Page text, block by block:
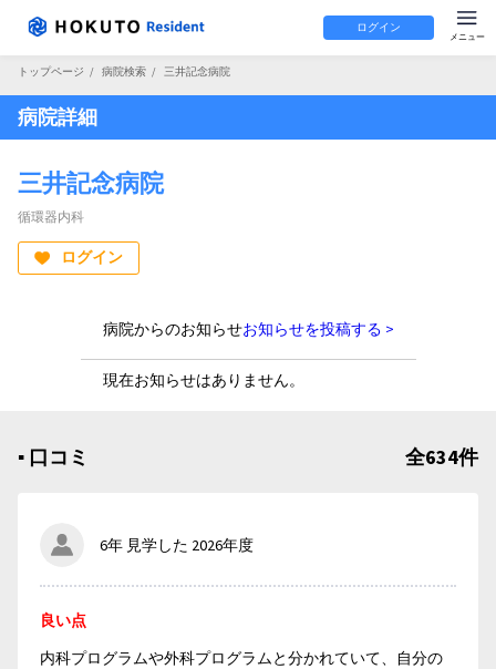
ログイン
トップページ / 病院検索 / 三井記念病院
病院詳細
三井記念病院
循環器内科
ログイン
病院からのお知らせお知らせを投稿する >
現在お知らせはありません。
▪︎ 口コミ 全634件
6年 見学した 2026年度
良い点
内科プログラムや外科プログラムと分かれていて、自分の